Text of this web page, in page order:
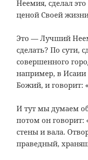
Неемия, сделал
ценой Своей
Это — Лучший
сделать? По сути,
совершенного
например, в Исаии
Божий, и говорит:
И тут мы думаем
потом он говорит:
стены и вала.
праведный,